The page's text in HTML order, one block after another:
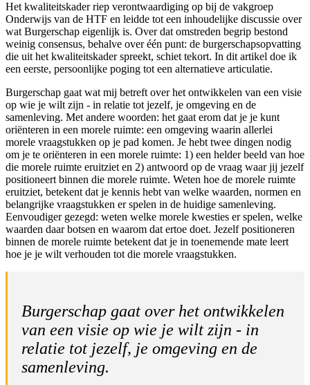
Het kwaliteitskader riep verontwaardiging op bij de vakgroep
Onderwijs van de HTF en leidde tot een inhoudelijke discussie over
wat Burgerschap eigenlijk is. Over dat omstreden begrip bestond
weinig consensus, behalve over één punt: de burgerschapsopvatting
die uit het kwaliteitskader spreekt, schiet tekort. In dit artikel doe ik
een eerste, persoonlijke poging tot een alternatieve articulatie.
Burgerschap gaat wat mij betreft over het ontwikkelen van een visie
op wie je wilt zijn - in relatie tot jezelf, je omgeving en de
samenleving. Met andere woorden: het gaat erom dat je je kunt
oriënteren in een morele ruimte: een omgeving waarin allerlei
morele vraagstukken op je pad komen. Je hebt twee dingen nodig
om je te oriënteren in een morele ruimte: 1) een helder beeld van hoe
die morele ruimte eruitziet en 2) antwoord op de vraag waar jij jezelf
positioneert binnen die morele ruimte. Weten hoe de morele ruimte
eruitziet, betekent dat je kennis hebt van welke waarden, normen en
belangrijke vraagstukken er spelen in de huidige samenleving.
Eenvoudiger gezegd: weten welke morele kwesties er spelen, welke
waarden daar botsen en waarom dat ertoe doet. Jezelf positioneren
binnen de morele ruimte betekent dat je in toenemende mate leert
hoe je je wilt verhouden tot die morele vraagstukken.
Burgerschap gaat over het ontwikkelen
van een visie op wie je wilt zijn - in
relatie tot jezelf, je omgeving en de
samenleving.